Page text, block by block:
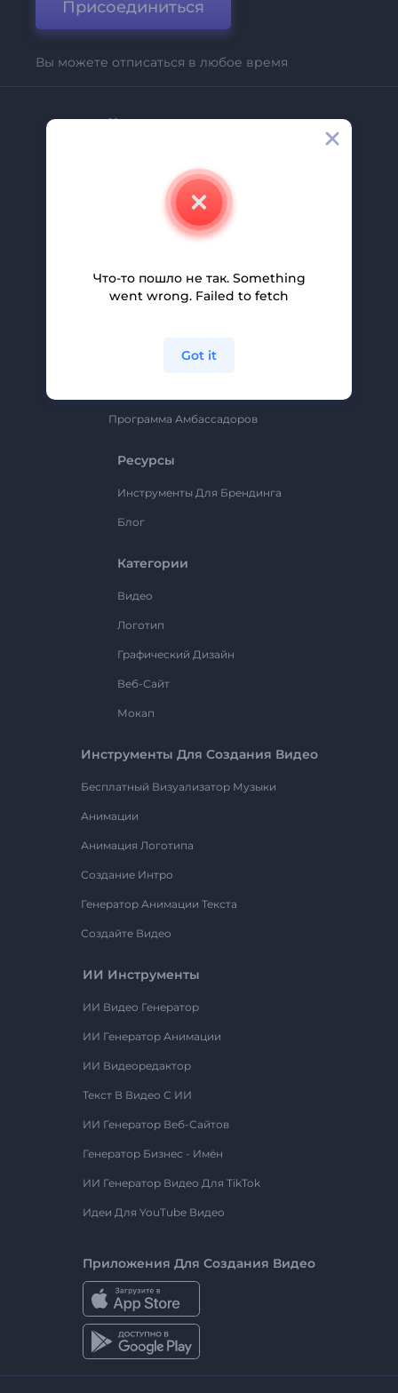
Присоединиться
Вы можете отписаться в любое время
Компания
Свяжитесь С Нами
Помощь И Поддержка
Партнерская Программа
Политика Конфиденциальности
Программа Амбассадоров
Ресурсы
Инструменты Для Брендинга
Блог
Категории
Видео
Логотип
Графический Дизайн
Веб-Сайт
Мокап
Инструменты Для Создания Видео
Бесплатный Визуализатор Музыки
Анимации
Анимация Логотипа
Создание Интро
Генератор Анимации Текста
Создайте Видео
ИИ Инструменты
ИИ Видео Генератор
ИИ Генератор Анимации
ИИ Видеоредактор
Текст В Видео С ИИ
ИИ Генератор Веб-Сайтов
Генератор Бизнес - Имён
ИИ Генератор Видео Для TikTok
Идеи Для YouTube Видео
Приложения Для Создания Видео
Что-то пошло не так. Something
went wrong. Failed to fetch
Got it